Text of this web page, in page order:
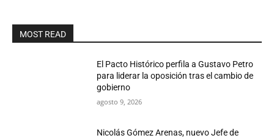
MOST READ
El Pacto Histórico perfila a Gustavo Petro
para liderar la oposición tras el cambio de
gobierno
agosto 9, 2026
Nicolás Gómez Arenas, nuevo Jefe de